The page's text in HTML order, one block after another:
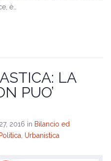
è…
LA
PUO’
2016 in Bilancio ed
Politica Urbanistica